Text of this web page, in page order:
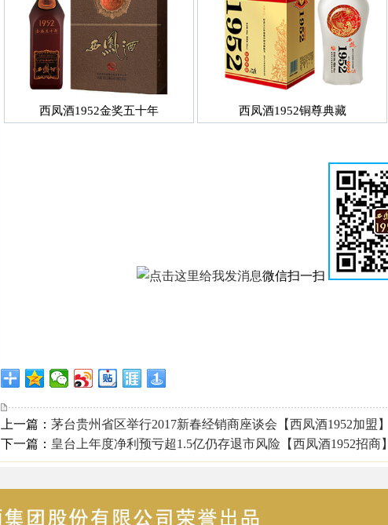
西凤酒1952金奖五十年 西凤酒1952铜尊典藏
微信扫一扫
上一篇： 茅台贵州省区举行2017新春经销商座谈会【西凤酒1952加盟】
下一篇： 皇台上年度净利预亏超1.5亿仍存退市风险【西凤酒1952招商】